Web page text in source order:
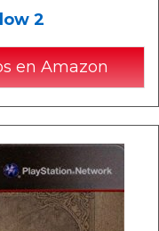
2
en Amazon